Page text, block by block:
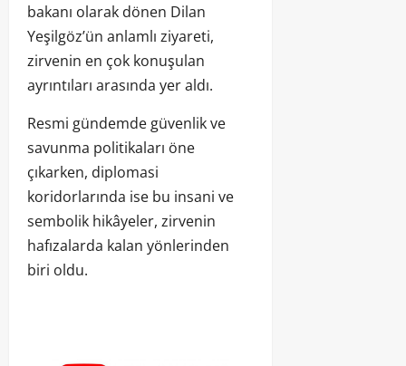
bakanı olarak dönen Dilan
Yeşilgöz’ün anlamlı ziyareti,
zirvenin en çok konuşulan
ayrıntıları arasında yer aldı.
Resmi gündemde güvenlik ve
savunma politikaları öne
çıkarken, diplomasi
koridorlarında ise bu insani ve
sembolik hikâyeler, zirvenin
hafızalarda kalan yönlerinden
biri oldu.